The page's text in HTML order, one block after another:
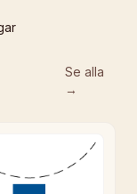
Se alla
→